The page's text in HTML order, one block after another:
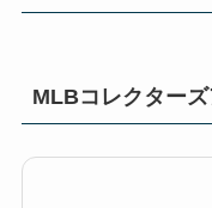
MLBコレクター